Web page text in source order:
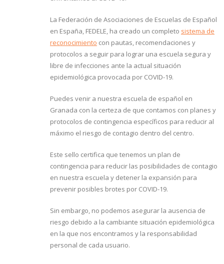
La Federación de Asociaciones de Escuelas de Español
en España, FEDELE, ha creado un completo sistema de
reconocimiento con pautas, recomendaciones y
protocolos a seguir para lograr una escuela segura y
libre de infecciones ante la actual situación
epidemiológica provocada por COVID-19.
Puedes venir a nuestra escuela de español en
Granada con la certeza de que contamos con planes y
protocolos de contingencia específicos para reducir al
máximo el riesgo de contagio dentro del centro.
Este sello certifica que tenemos un plan de
contingencia para reducir las posibilidades de contagio
en nuestra escuela y detener la expansión para
prevenir posibles brotes por COVID-19.
Sin embargo, no podemos asegurar la ausencia de
riesgo debido a la cambiante situación epidemiológica
en la que nos encontramos y la responsabilidad
personal de cada usuario.